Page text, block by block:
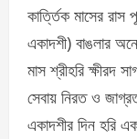
কার্ত্তিক মাসের
একাদশী) বাঙলার
মাস শ্রীহরি ক্ষীরদ
সেবায় নিরত ও
একাদশীর দিন হরি